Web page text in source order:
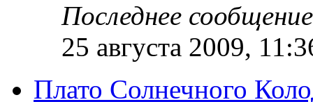
Последнее
25 августа 2009,
Плато Солнечного